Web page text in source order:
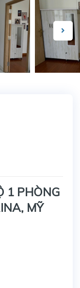
1 PHÒNG
MỸ